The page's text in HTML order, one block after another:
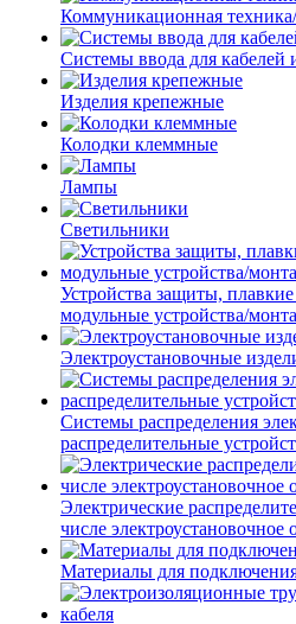
Коммуникационная
Системы ввода для кабелей
Изделия крепежные
Колодки клеммные
Лампы
Светильники
Устройства защиты,
модульные устройства/
Электроустановочные
Системы распределения
распределительные
Электрические
числе электроустановочное
Материалы для